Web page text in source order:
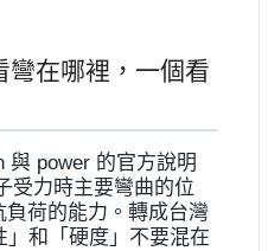
彎在哪裡，一個看
與 power 的官方說明
受力時主要彎曲的位
荷的能力。轉成台灣
和「硬度」不要混在